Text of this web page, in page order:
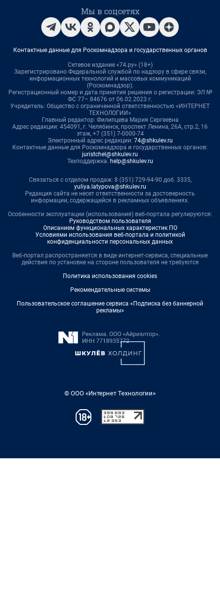
Мы в соцсетях
Контактные данные для Роскомнадзора и государственных органов
Сетевое издание «74.ру» (18+)
Зарегистрировано Федеральной службой по надзору в сфере связи,
информационных технологий и массовых коммуникаций
(Роскомнадзор).
Регистрационный номер и дата принятия решения о регистрации: ЭЛ №
ФС 77– 84676 от 06.02.2023 г.
Учредитель: Общество с ограниченной ответственностью «ИНТЕРНЕТ
ТЕХНОЛОГИИ»
Главный редактор: Филипцева Мария Сергеевна
Адрес редакции: 454091, г. Челябинск, проспект Ленина, 26А, стр.2, 16
этаж, +7 (351) 7-0000-74
Электронный адрес редакции: 74@shkulev.ru
Контактные данные для Роскомнадзора и государственных органов:
juristchel@shkulev.ru
Техподдержка: help@shkulev.ru
Связаться с отделом продаж: 8 (351) 729-94-90 доб. 3335,
yuliya.latypova@shkulev.ru
Редакция сайта не несет ответственности за достоверность
информации, содержащейся в рекламных объявлениях.
Особенности эксплуатации (использования) веб-портала регулируются:
Руководством пользователя
Описанием функциональных характеристик ПО
Условиями использования веб-портала и политикой
конфиденциальности персональных данных
Веб-портал распространяется в виде интернет-сервиса, специальные
действия по установке на стороне пользователя не требуются
Политика использования cookies
Рекомендательные системы
Пользовательское соглашение сервиса «Подписка без баннерной
рекламы»
© ООО «Интернет Технологии»